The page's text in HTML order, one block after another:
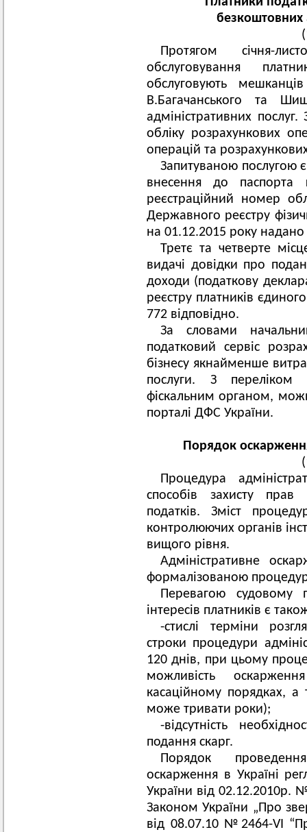
безкоштовних
Протягом січня-
обслуговування
обслуговують
В.Багачанського та
адміністративних
обліку розрахункових
операцій та
Запитуваною послугою
внесення до паспорта
реєстраційний номер
Державного реєстру
на 01.12.2015 року надано
Третє та четверте
видачі довідки про
доходи (податкову
реєстру платників
772 відповідно.
За словами
податковий сервіс
бізнесу якнайменше
послуги. З переліком
фіскальним органом,
порталі ДФС України.
Порядок
Процедура
способів захисту прав
податків. Зміст
контролюючих органів
вищого рівня.
Адміністративне
формалізованою
Перевагою судовому
інтересів платників є
-стислі терміни
строки процедури
120 днів, при цьому
можливість
касаційному порядках,
може тривати роки);
-відсутність
подання скарг.
Порядок
оскарження в Україні
України від 02.12.2010р.
Законом України „Про
від 08.07.10 №2464-VI